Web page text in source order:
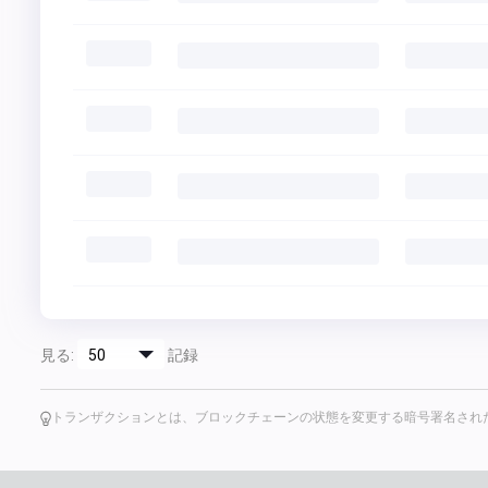
見る: 記録
トランザクションとは、ブロックチェーンの状態を変更する暗号署名さ